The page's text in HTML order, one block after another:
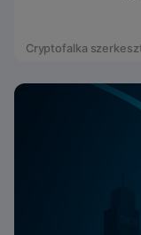
Cryptofalka